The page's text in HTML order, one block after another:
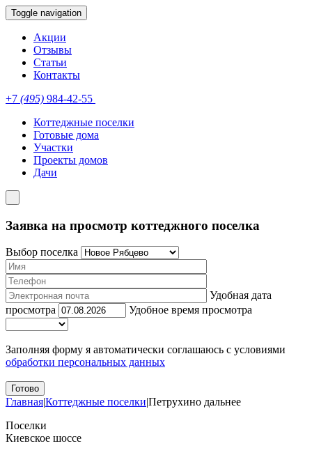
Toggle navigation
Акции
Отзывы
Статьи
Контакты
+7 (495) 984-42-55
Коттеджные поселки
Готовые дома
Участки
Проекты домов
Дачи
Заявка на просмотр коттеджного поселка
Выбор поселка
Удобная дата
просмотра
Удобное время просмотра
Заполняя форму я автоматически соглашаюсь с условиями
обработки персональных данных
Главная|Коттеджные поселки|Петрухино дальнее
Поселки
Киевское шоссе